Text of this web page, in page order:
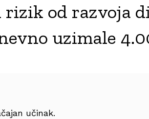
rizik od razvoja
uzimale
učinak.